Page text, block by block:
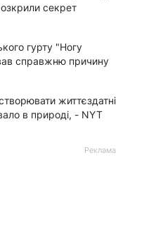
секрет
гурту "Ногу
справжню причину
життєздатні
в природі, - NYT
Реклама